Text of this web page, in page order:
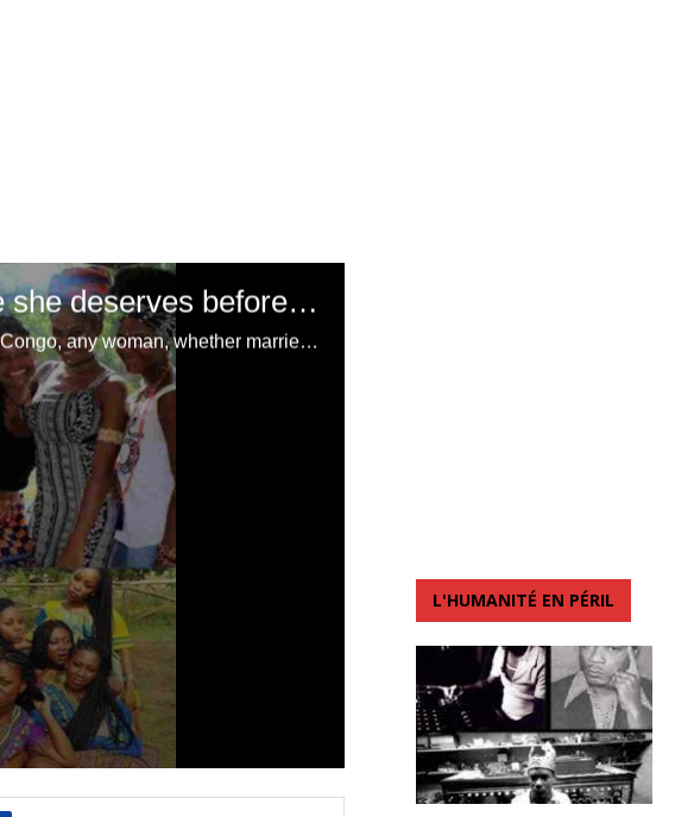
The Black/African woman had the place she deserves before March 08: it is not by decreeing the woman's day on March 08 that Blacks/Africans began to respect women « In Black/African societies, the woman has always had the right to a place of choice »
President Mobutu guaranteed women special protection. In the Congo, any woman, whether married or single, whether she has children or without children, whether she is a minor, is called « Mum ». Because it is the woman who gives life. And every man, whatever his rank, was born of a woman. But as in Africa, we curl up on what the White/Western says, the day of 08 is celebrated as if it was the White/Western who taught Blacks/Africans the respect and the rights of women. Many happy to Black/African mothers!
L'HUMANITÉ EN PÉRIL